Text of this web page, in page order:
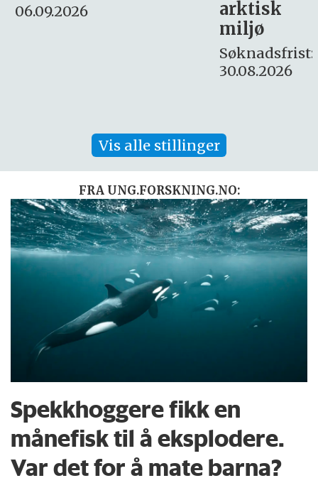
Søknadsfrist:
16. august.
Vis alle stillinger
FRA UNG.FORSKNING.NO:
Spekkhoggere fikk en
månefisk til å eksplodere.
Var det for å mate barna?